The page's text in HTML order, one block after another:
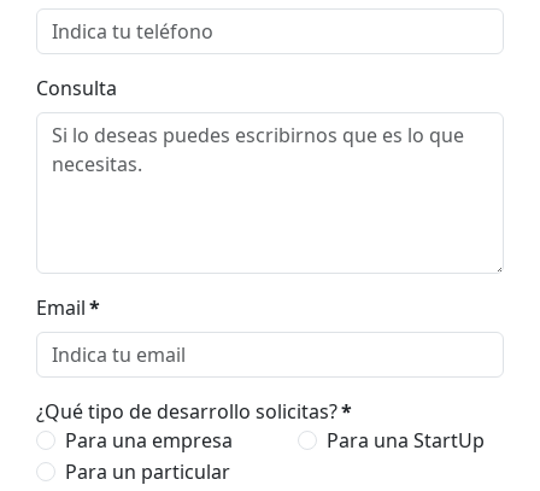
Consulta
Email*
¿Qué tipo de desarrollo solicitas?*
Para una empresa
Para una StartUp
Para un particular